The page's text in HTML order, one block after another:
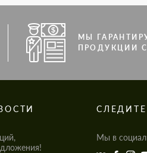
МЫ
ПРОДУКЦИИ
Мы в